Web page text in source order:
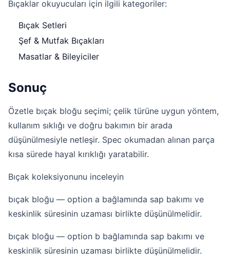
Bıçaklar okuyucuları için ilgili kategoriler:
Bıçak Setleri
Şef & Mutfak Bıçakları
Masatlar & Bileyiciler
Sonuç
Özetle bıçak bloğu seçimi; çelik türüne uygun yöntem,
kullanım sıklığı ve doğru bakımın bir arada
düşünülmesiyle netleşir. Spec okumadan alınan parça
kısa sürede hayal kırıklığı yaratabilir.
Bıçak koleksiyonunu inceleyin
bıçak bloğu — option a bağlamında sap bakımı ve
keskinlik süresinin uzaması birlikte düşünülmelidir.
bıçak bloğu — option b bağlamında sap bakımı ve
keskinlik süresinin uzaması birlikte düşünülmelidir.